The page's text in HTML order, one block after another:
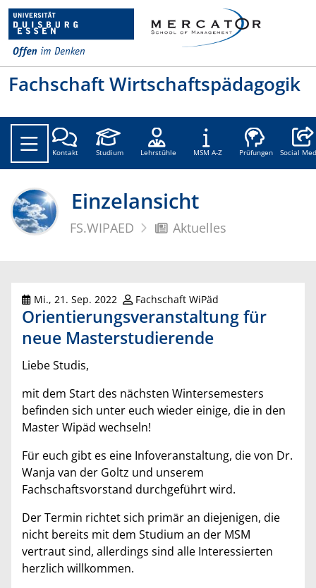
Fachschaft Wirtschaftspädagogik
Kontakt Studium Lehrstühle MSM A-Z Prüfungen Social
Einzelansicht
FS.WIPAED Aktuelles
Mi., 21. Sep. 2022 Fachschaft WiPäd
Orientierungsveranstaltung für
neue Masterstudierende
Liebe Studis,
mit dem Start des nächsten Wintersemesters
befinden sich unter euch wieder einige, die in den
Master Wipäd wechseln!
Für euch gibt es eine Infoveranstaltung, die von Dr.
Wanja van der Goltz und unserem
Fachschaftsvorstand durchgeführt wird.
Der Termin richtet sich primär an diejenigen, die
nicht bereits mit dem Studium an der MSM
vertraut sind, allerdings sind alle Interessierten
herzlich willkommen.